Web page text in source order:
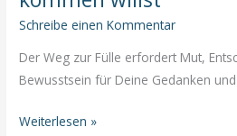
Schreibe einen Kommentar
Der Weg zur Fülle erfordert Mut,
Bewusstsein für Deine Gedanken
Diese
Weiterlesen »